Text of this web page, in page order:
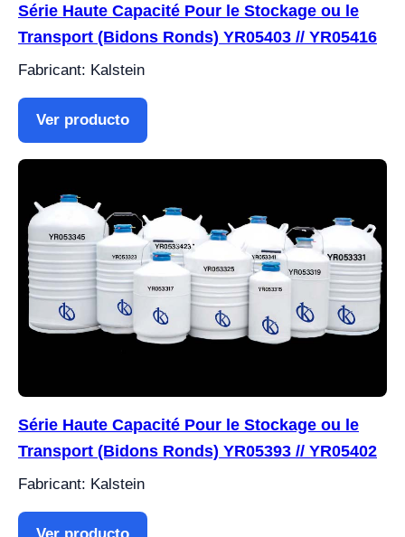
Série Haute Capacité Pour le Stockage ou le
Transport (Bidons Ronds) YR05403 // YR05416
Fabricant: Kalstein
Ver producto
Série Haute Capacité Pour le Stockage ou le
Transport (Bidons Ronds) YR05393 // YR05402
Fabricant: Kalstein